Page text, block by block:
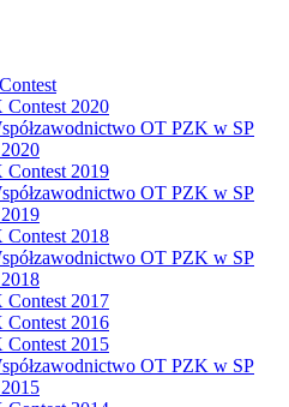
2020
OT PZK w SP
2019
OT PZK w SP
2018
OT PZK w SP
2017
2016
2015
OT PZK w SP